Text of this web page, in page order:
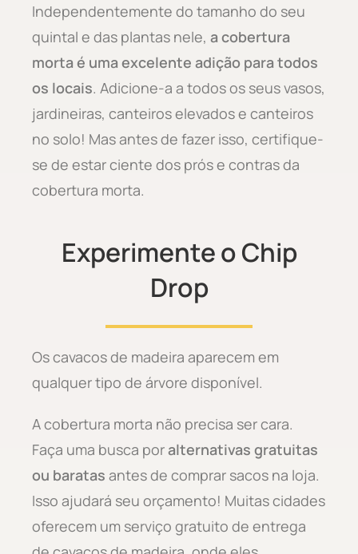
Independentemente do tamanho do seu
quintal e das plantas nele, a cobertura
morta é uma excelente adição para todos
os locais. Adicione-a a todos os seus vasos,
jardineiras, canteiros elevados e canteiros
no solo! Mas antes de fazer isso, certifique-
se de estar ciente dos prós e contras da
cobertura morta.
Experimente o Chip
Drop
Os cavacos de madeira aparecem em
qualquer tipo de árvore disponível.
A cobertura morta não precisa ser cara.
Faça uma busca poralternativas gratuitas
ou baratas antes de comprar sacos na loja.
Isso ajudará seu orçamento! Muitas cidades
oferecem um serviço gratuito de entrega